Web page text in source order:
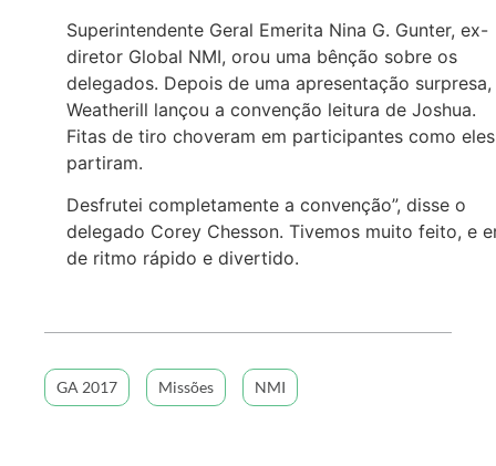
Superintendente Geral Emerita Nina G. Gunter, ex-
diretor Global NMI, orou uma bênção sobre os
delegados. Depois de uma apresentação surpresa,
Weatherill lançou a convenção leitura de Joshua.
Fitas de tiro choveram em participantes como eles
partiram.
Desfrutei completamente a convenção”, disse o
delegado Corey Chesson. Tivemos muito feito, e
de ritmo rápido e divertido.
GA 2017 Missões NMI